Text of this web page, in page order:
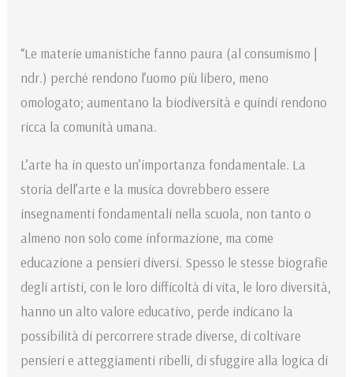
“Le materie umanistiche fanno paura (al consumismo |
ndr.) perché rendono l’uomo più libero, meno
omologato; aumentano la biodiversità e quindi rendono
ricca la comunità umana.
L’arte ha in questo un’importanza fondamentale. La
storia dell’arte e la musica dovrebbero essere
insegnamenti fondamentali nella scuola, non tanto o
almeno non solo come informazione, ma come
educazione a pensieri diversi. Spesso le stesse biografie
degli artisti, con le loro difficoltà di vita, le loro diversità,
hanno un alto valore educativo, perde indicano la
possibilità di percorrere strade diverse, di coltivare
pensieri e atteggiamenti ribelli, di sfuggire alla logica di